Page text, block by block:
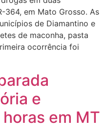
364, em Mato Grosso. As
de Diamantino e
de maconha, pasta
ocorrência foi
e
em MT